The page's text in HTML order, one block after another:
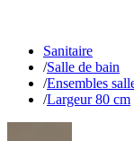
Sanitaire
/Salle de bain
/Ensembles
/Largeur 80 cm